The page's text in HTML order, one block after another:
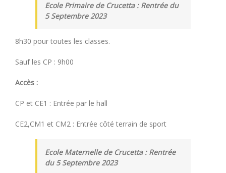
Ecole Primaire de Crucetta : Rentrée du
5 Septembre 2023
8h30 pour toutes les classes.
Sauf les CP : 9h00
Accès :
CP et CE1 : Entrée par le hall
CE2,CM1 et CM2 : Entrée côté terrain de sport
Ecole Maternelle de Crucetta : Rentrée
du 5 Septembre 2023